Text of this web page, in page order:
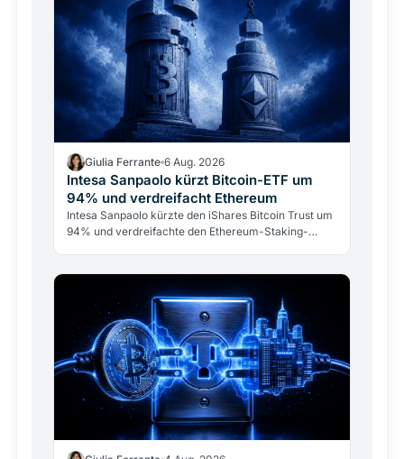
Giulia Ferrante 6 Aug. 2026
Intesa Sanpaolo kürzt Bitcoin-ETF um
94% und verdreifacht Ethereum
Intesa Sanpaolo kürzte den iShares Bitcoin Trust um
94% und verdreifachte den Ethereum-Staking-